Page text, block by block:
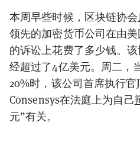
本周早些时候，区块链协会
领先的加密货币公司在由
的诉讼上花费了多少钱。
经超过了4亿美元。周二，
20%时，该公司首席执行
Consensys在法庭上为自己
元”有关。